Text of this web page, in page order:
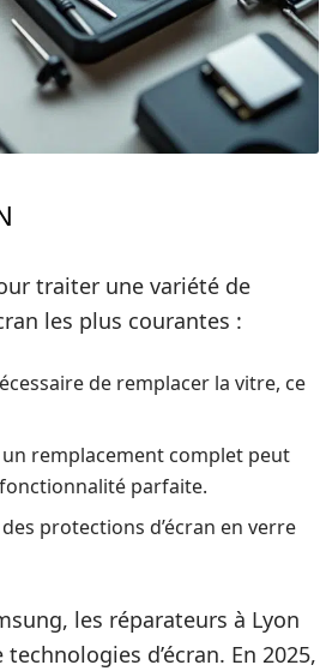
traiter une variété de
les plus courantes :
de remplacer la vitre, ce
un remplacement complet peut
parfaite.
protections d’écran en verre
les réparateurs à Lyon
d’écran. En 2025,